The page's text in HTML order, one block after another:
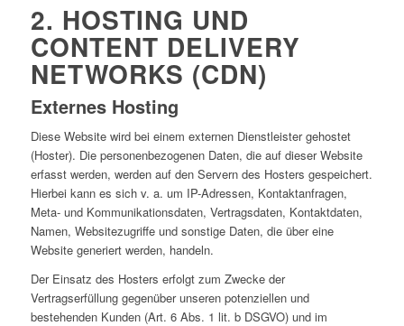
2. HOSTING UND
CONTENT DELIVERY
NETWORKS (CDN)
Externes Hosting
Diese Website wird bei einem externen Dienstleister gehostet
(Hoster). Die personenbezogenen Daten, die auf dieser Website
erfasst werden, werden auf den Servern des Hosters gespeichert.
Hierbei kann es sich v. a. um IP-Adressen, Kontaktanfragen,
Meta- und Kommunikationsdaten, Vertragsdaten, Kontaktdaten,
Namen, Websitezugriffe und sonstige Daten, die über eine
Website generiert werden, handeln.
Der Einsatz des Hosters erfolgt zum Zwecke der
Vertragserfüllung gegenüber unseren potenziellen und
bestehenden Kunden (Art. 6 Abs. 1 lit. b DSGVO) und im